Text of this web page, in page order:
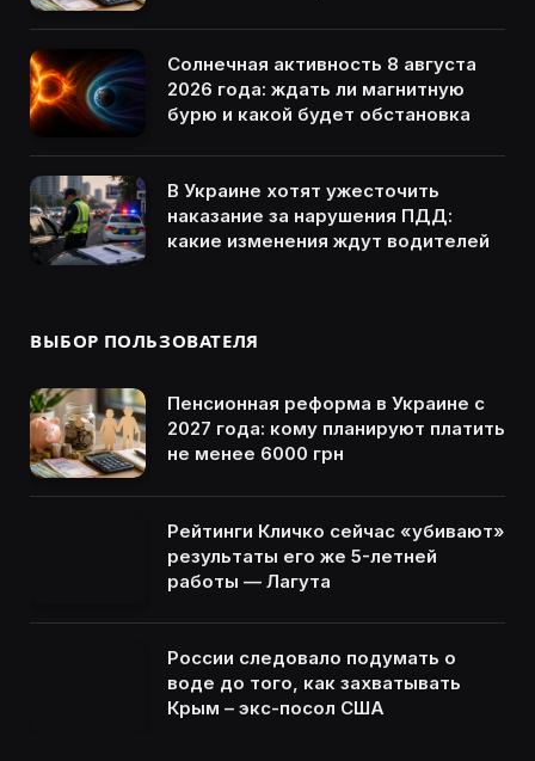
Солнечная активность 8 августа
2026 года: ждать ли магнитную
бурю и какой будет обстановка
В Украине хотят ужесточить
наказание за нарушения ПДД:
какие изменения ждут водителей
ВЫБОР ПОЛЬЗОВАТЕЛЯ
Пенсионная реформа в Украине с
2027 года: кому планируют платить
не менее 6000 грн
Рейтинги Кличко сейчас «убивают»
результаты его же 5-летней
работы — Лагута
России следовало подумать о
воде до того, как захватывать
Крым – экс-посол США